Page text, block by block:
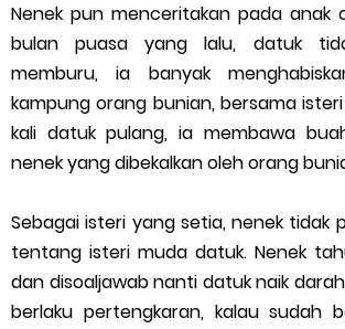
Nenek pun menceritakan pada anak
bulan puasa yang lalu, datuk
memburu, ia banyak
kampung orang bunian, bersama
kali datuk pulang, ia membawa
nenek yang dibekalkan oleh orang
Sebagai isteri yang setia, nenek tidak
tentang isteri muda datuk. Nenek
dan disoaljawab nanti datuk naik
berlaku pertengkaran, kalau sudah